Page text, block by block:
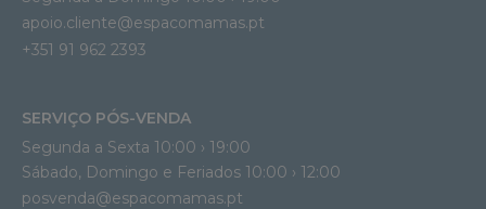
apoio.cliente@espacomamas.pt
+351 91 962 2393
SERVIÇO PÓS-VENDA
Segunda a Sexta 10:00 › 19:00
Sábado, Domingo e Feriados 10:00 › 12:00
posvenda@espacomamas.pt